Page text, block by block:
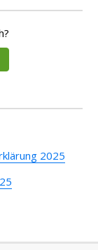
2025